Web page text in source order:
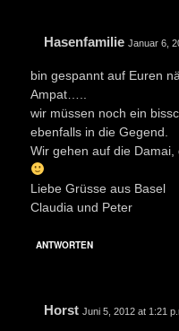
Hasenfamilie Januar 6,
bin gespannt auf Euren
Ampat…..
wir müssen noch ein
ebenfalls in die Gegend.
Wir gehen auf die
Liebe Grüsse aus Basel
Claudia und Peter
ANTWORTEN
Horst Juni 5, 2012 at 1:21